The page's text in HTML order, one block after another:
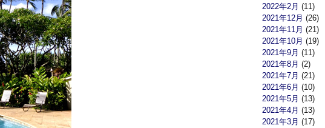
2022年2月 (11)
2021年12月 (26)
2021年11月 (21)
2021年10月 (19)
2021年9月 (11)
2021年8月 (2)
2021年7月 (21)
2021年6月 (10)
2021年5月 (13)
2021年4月 (13)
2021年3月 (17)